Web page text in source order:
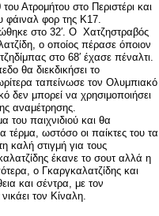
Ατρομήτου στο Περιστέρι και
φάιναλ φορ της Κ17.
στο 32′. O Χατζηστραβός
ο οποίος πέρασε όποιον
στο 68′ έχασε πέναλτι.
θα διεκδικήσει το
ταπείνωσε τον Ολυμπιακό
δεν μπορεί να χρησιμοποιήσει
αναμέτρησης.
παιχνιδιού και θα
τέρμα, ωστόσο οι παίκτες του τα
καλή στιγμή για τους
έκανε το σουτ αλλά η
ο Γκαργκαλατζίδης και
και σέντρα, με τον
τον Κίναλη.